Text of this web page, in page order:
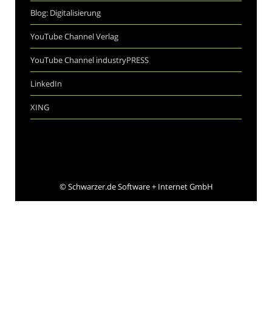
Blog: Digitalisierung
YouTube Channel Verlag
YouTube Channel industryPRESS
LinkedIn
XING
©Schwarzer.de Software + Internet GmbH